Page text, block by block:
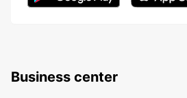
Business center